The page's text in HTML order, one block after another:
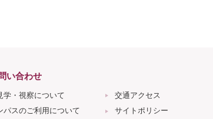
い合わせ
学・視察について
パスのご利用について
交通アクセス
サイトポリシー